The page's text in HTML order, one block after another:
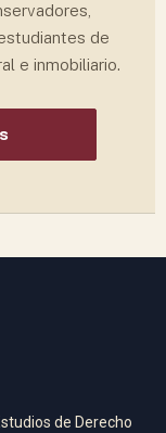
de
e inmobiliario.
de Derecho